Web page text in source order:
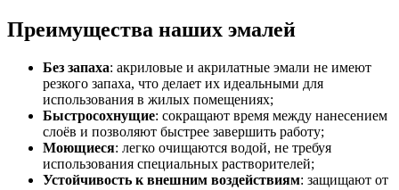
Преимущества наших эмалей
Без запаха: акриловые и акрилатные эмали не имеют
резкого запаха, что делает их идеальными для
использования в жилых помещениях;
Быстросохнущие: сокращают время между нанесением
слоёв и позволяют быстрее завершить работу;
Моющиеся: легко очищаются водой, не требуя
использования специальных растворителей;
Устойчивость к внешним воздействиям: защищают от